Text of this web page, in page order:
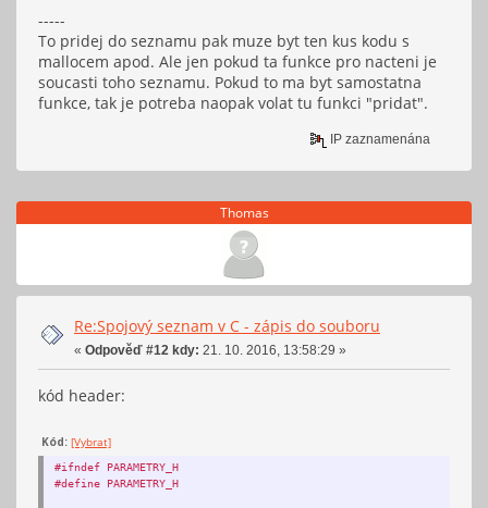
-----
To pridej do seznamu pak muze byt ten kus kodu s
mallocem apod. Ale jen pokud ta funkce pro nacteni je
soucasti toho seznamu. Pokud to ma byt samostatna
funkce, tak je potreba naopak volat tu funkci "pridat".
IP zaznamenána
Thomas
Re:Spojový seznam v C - zápis do souboru
« Odpověď #12 kdy: 21. 10. 2016, 13:58:29 »
kód header:
Kód: [Vybrat]
#ifndef PARAMETRY_H
#define PARAMETRY_H